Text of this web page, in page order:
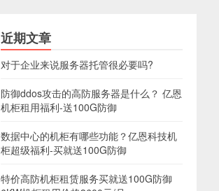
近期文章
对于企业来说服务器托管很必要吗?
防御ddos攻击的高防服务器是什么？ 亿恩
机柜租用福利-送100G防御
数据中心的机柜有哪些功能？亿恩科技机
柜超级福利-买就送100G防御
特价高防机柜租赁服务买就送100G防御